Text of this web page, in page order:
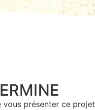
vous présenter ce projet